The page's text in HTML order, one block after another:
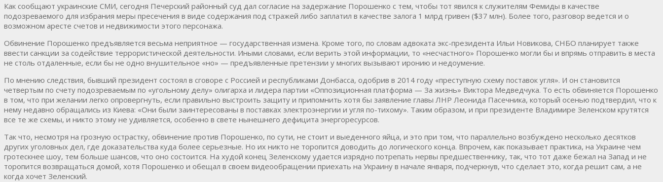
Как сообщают украинские СМИ, сегодня Печерский районный суд дал согласие на задержание Порошенко с тем, чтобы тот явился к служителям Фемиды в качестве
подозреваемого для избрания меры пресечения в виде содержания под стражей либо заплатил в качестве залога 1 млрд гривен ($37 млн). Более того, разговор ведется и о
возможном аресте счетов и недвижимости этого персонажа.
Обвинение Порошенко предъявляется весьма неприятное — государственная измена. Кроме того, по словам адвоката экс-президента Ильи Новикова, СНБО планирует также
ввести санкции за содействие террористической деятельности. Иными словами, если верить этой информации, то «несчастного» Порошенко могли бы и впрямь отправить в места
не столь отдаленные, если бы не одно внушительное «но» — предъявленные претензии у многих вызывают иронию и недоумение.
По мнению следствия, бывший президент состоял в сговоре с Россией и республиками Донбасса, одобрив в 2014 году «преступную схему поставок угля». И он становится
четвертым по счету подозреваемым по «угольному делу» олигарха и лидера партии «Оппозиционная платформа — За жизнь» Виктора Медведчука. То есть обвиняется Порошенко
в том, что при желании легко опровергнуть, если правильно выстроить защиту и припомнить хотя бы заявление главы ЛНР Леонида Пасечника, который осенью подтвердил, что к
нему недавно обращались из Киева: «Они были заинтересованы в поставках электроэнергии и угля по-тихому». Таким образом, и при президенте Владимире Зеленском крутятся
все те же схемы, и никто этому не удивляется, особенно в свете нынешнего дефицита энергоресурсов.
Так что, несмотря на грозную острастку, обвинение против Порошенко, по сути, не стоит и выеденного яйца, и это при том, что параллельно возбуждено несколько десятков
других уголовных дел, где доказательства куда более серьезные. Но их никто не торопится доводить до логического конца. Впрочем, как показывает практика, на Украине чем
гротескнее шоу, тем больше шансов, что оно состоится. На худой конец Зеленскому удается изрядно потрепать нервы предшественнику, так, что тот даже бежал на Запад и не
торопится возвращаться домой, хотя Порошенко и обещал в своем видеообращении приехать на Украину в начале января, подчеркнув, что сделает это, когда решит сам, а не
когда хочет Зеленский.